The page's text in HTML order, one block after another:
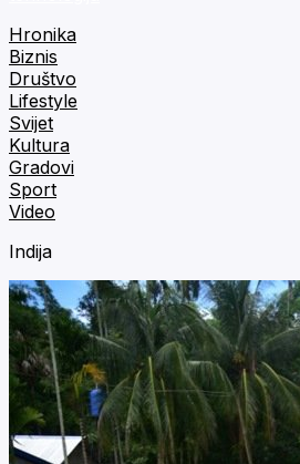
Hronika
Biznis
Društvo
Lifestyle
Svijet
Kultura
Gradovi
Sport
Video
Indija